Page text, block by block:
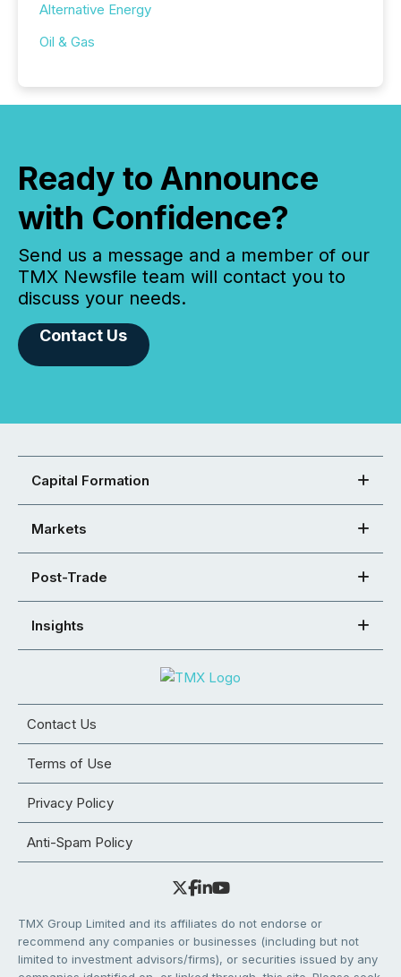
Alternative Energy
Oil & Gas
Ready to Announce
with Confidence?
Send us a message and a member of our
TMX Newsfile team will contact you to
discuss your needs.
Contact Us
Capital Formation
Markets
Post-Trade
Insights
Contact Us
Terms of Use
Privacy Policy
Anti-Spam Policy
TMX Group Limited and its affiliates do not endorse or
recommend any companies or businesses (including but not
limited to investment advisors/firms), or securities issued by any